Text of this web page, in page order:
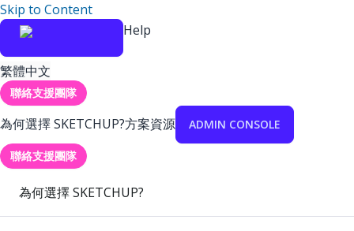
Skip to Content
Help
繁體中文
聯絡支援團隊
為何選擇 SKETCHUP?方案資源 ADMIN CONSOLE
聯絡支援團隊
為何選擇 SKETCHUP?